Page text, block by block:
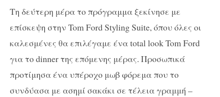
Τη δεύτερη μέρα το πρόγραμμα ξεκίνησε με
επίσκεψη στην Tom Ford Styling Suite, όπου όλες οι
καλεσμένες θα επιλέγαμε ένα total look Tom Ford
για το dinner της επόμενης μέρας. Προσωπικά
προτίμησα ένα υπέροχο μωβ φόρεμα που το
συνδύασα με ασημί σακάκι σε τέλεια γραμμή –